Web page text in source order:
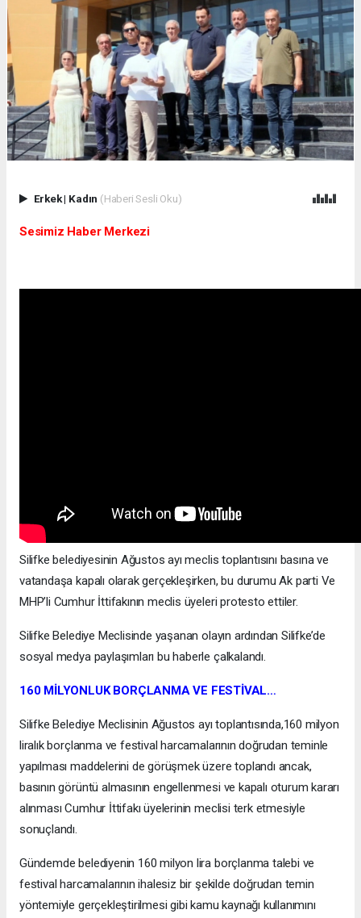
Erkek| Kadın (Haberi Sesli Oku)
Sesimiz Haber Merkezi
Silifke belediyesinin Ağustos ayı meclis toplantısını basına ve
vatandaşa kapalı olarak gerçekleşirken, bu durumu Ak parti Ve
MHP’li Cumhur İttifakının meclis üyeleri protesto ettiler.
Silifke Belediye Meclisinde yaşanan olayın ardından Silifke’de
sosyal medya paylaşımları bu haberle çalkalandı.
160 MİLYONLUK BORÇLANMA VE FESTİVAL…
Silifke Belediye Meclisinin Ağustos ayı toplantısında,160 milyon
liralık borçlanma ve festival harcamalarının doğrudan teminle
yapılması maddelerini de görüşmek üzere toplandı ancak,
basının görüntü almasının engellenmesi ve kapalı oturum kararı
alınması Cumhur İttifakı üyelerinin meclisi terk etmesiyle
sonuçlandı.
Gündemde belediyenin 160 milyon lira borçlanma talebi ve
festival harcamalarının ihalesiz bir şekilde doğrudan temin
yöntemiyle gerçekleştirilmesi gibi kamu kaynağı kullanımını